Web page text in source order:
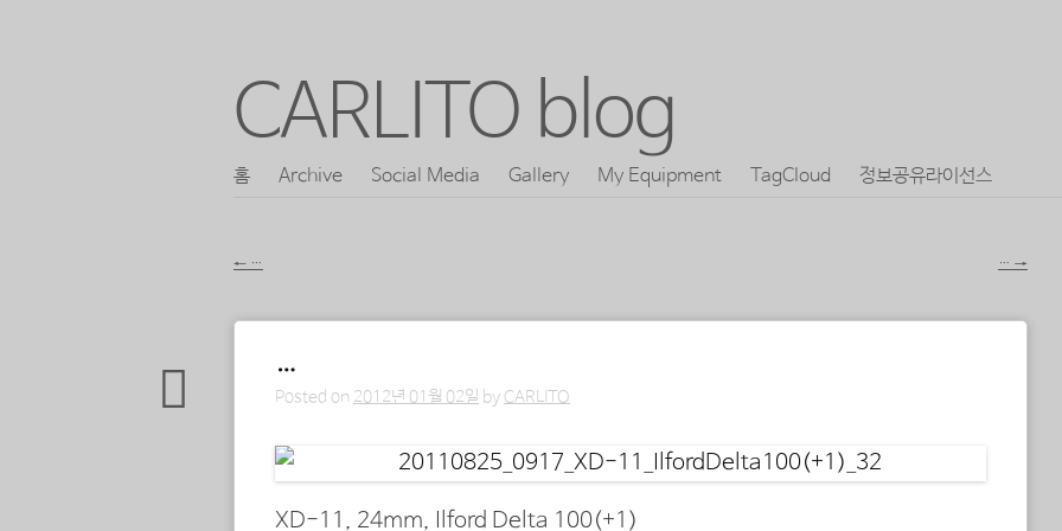
CARLITO blog
콘
바
홈 Archive Social Media Gallery My Equipment TagCloud 정보공유라이선스
포스트 내비게이션
← … … →
…
Posted on 2012년 01월 02일 by CARLITO
XD-11, 24mm, Ilford Delta 100(+1)